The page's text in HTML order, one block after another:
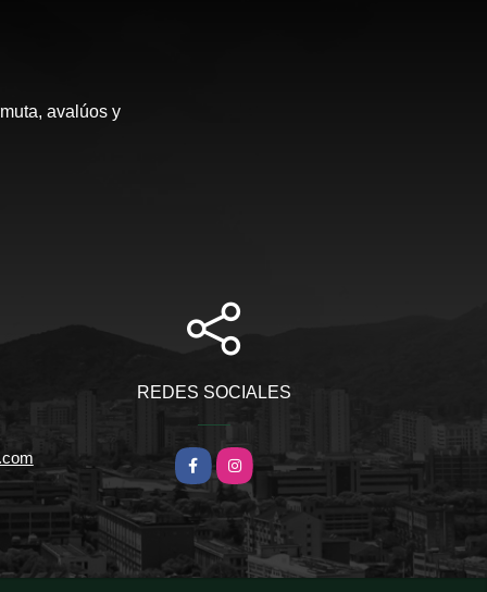
avalúos y
REDES SOCIALES
FacebookInstagram